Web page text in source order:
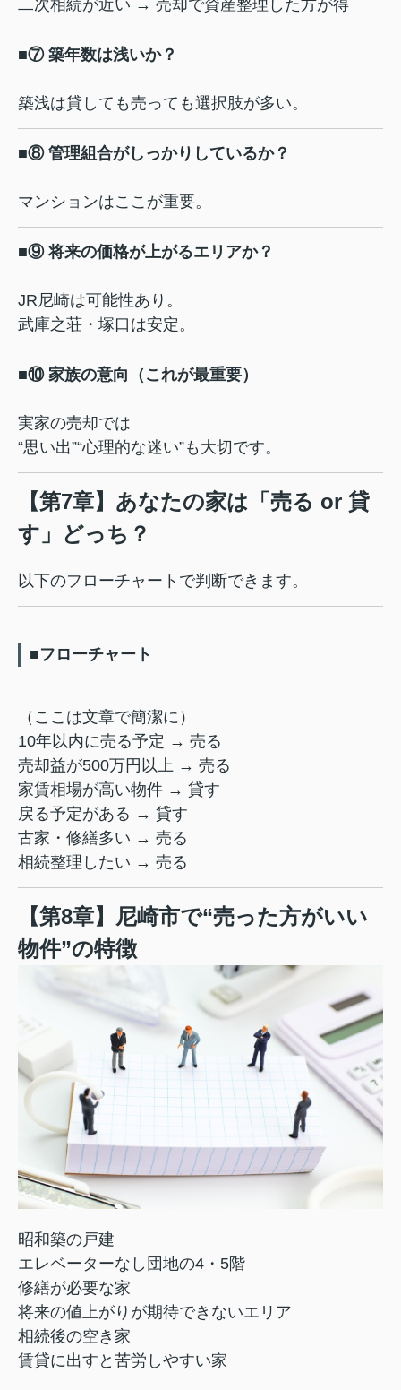
二次相続が近い → 売却で資産整理した方が得
■⑦ 築年数は浅いか？
築浅は貸しても売っても選択肢が多い。
■⑧ 管理組合がしっかりしているか？
マンションはここが重要。
■⑨ 将来の価格が上がるエリアか？
JR尼崎は可能性あり。
武庫之荘・塚口は安定。
■⑩ 家族の意向（これが最重要）
実家の売却では
“思い出”“心理的な迷い”も大切です。
【第7章】あなたの家は「売る or 貸
す」どっち？
以下のフローチャートで判断できます。
■フローチャート
（ここは文章で簡潔に）
10年以内に売る予定 → 売る
売却益が500万円以上 → 売る
家賃相場が高い物件 → 貸す
戻る予定がある → 貸す
古家・修繕多い → 売る
相続整理したい → 売る
【第8章】尼崎市で“売った方がいい
物件”の特徴
昭和築の戸建
エレベーターなし団地の4・5階
修繕が必要な家
将来の値上がりが期待できないエリア
相続後の空き家
賃貸に出すと苦労しやすい家